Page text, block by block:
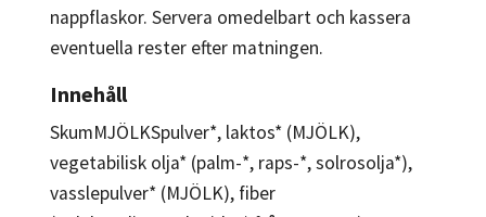
nappflaskor. Servera omedelbart och kassera
eventuella rester efter matningen.
Innehåll
SkumMJÖLKSpulver*, laktos* (MJÖLK),
vegetabilisk olja* (palm-*, raps-*, solrosolja*),
vasslepulver* (MJÖLK), fiber